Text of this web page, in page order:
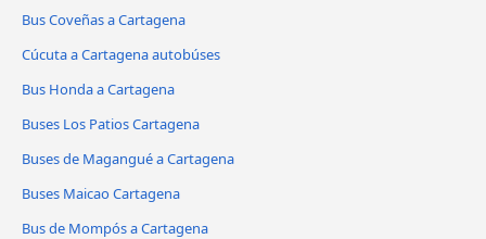
Bus Coveñas a Cartagena
Cúcuta a Cartagena autobúses
Bus Honda a Cartagena
Buses Los Patios Cartagena
Buses de Magangué a Cartagena
Buses Maicao Cartagena
Bus de Mompós a Cartagena